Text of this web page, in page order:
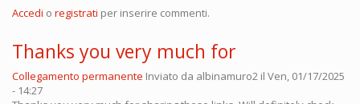
Accedi o registrati per inserire commenti.
Thanks you very much for
Collegamento permanente Inviato da albinamuro2 il Ven, 01/17/2025
- 14:27